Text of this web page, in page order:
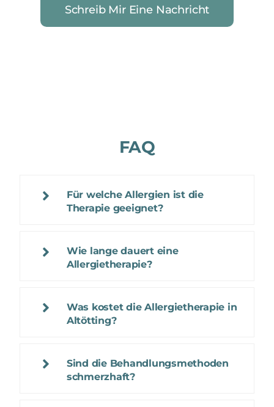
Schreib Mir Eine Nachricht
FAQ
Für welche Allergien ist die
Therapie geeignet?
Wie lange dauert eine
Allergietherapie?
Was kostet die Allergietherapie in
Altötting?
Sind die Behandlungsmethoden
schmerzhaft?